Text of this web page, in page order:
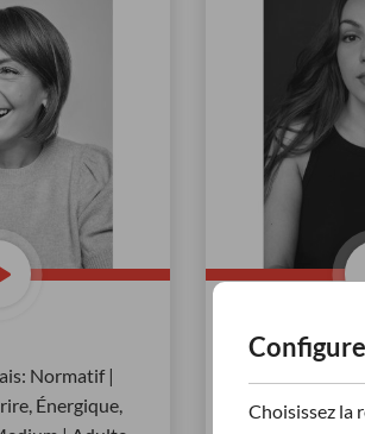
Choisissez la
Normatif |
Énergique,
Démo
Surimpression